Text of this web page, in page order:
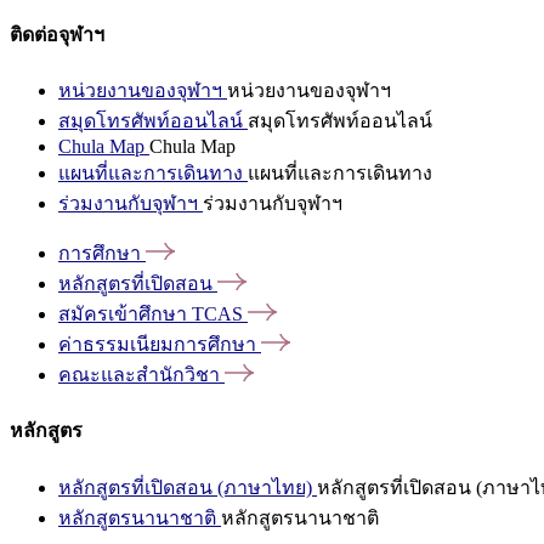
ติดต่อจุฬาฯ
หน่วยงานของจุฬาฯ หน่วยงานของจุฬาฯ
สมุดโทรศัพท์ออนไลน์ สมุดโทรศัพท์ออนไลน์
Chula Map Chula Map
แผนที่และการเดินทาง แผนที่และการเดินทาง
ร่วมงานกับจุฬาฯ ร่วมงานกับจุฬาฯ
การศึกษา
หลักสูตรที่เปิดสอน
สมัครเข้าศึกษา TCAS
ค่าธรรมเนียมการศึกษา
คณะและสำนักวิชา
หลักสูตร
หลักสูตรที่เปิดสอน (ภาษาไทย) หลักสูตรที่เปิดสอน (ภาษาไ
หลักสูตรนานาชาติ หลักสูตรนานาชาติ